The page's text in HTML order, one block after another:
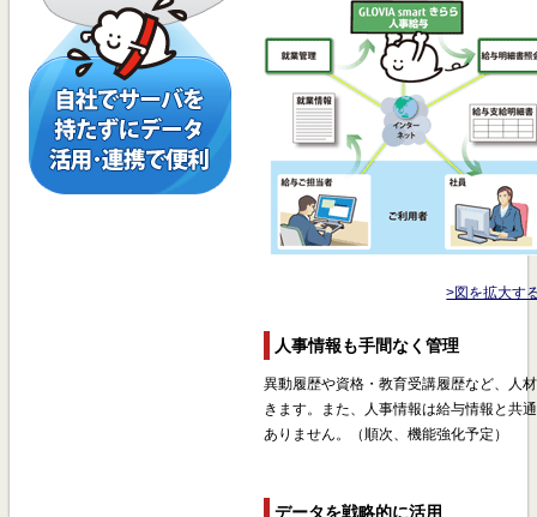
>図を拡大す
人事情報も手間なく管理
異動履歴や資格・教育受講履歴など、人
きます。また、人事情報は給与情報と共
ありません。（順次、機能強化予定）
データを戦略的に活用